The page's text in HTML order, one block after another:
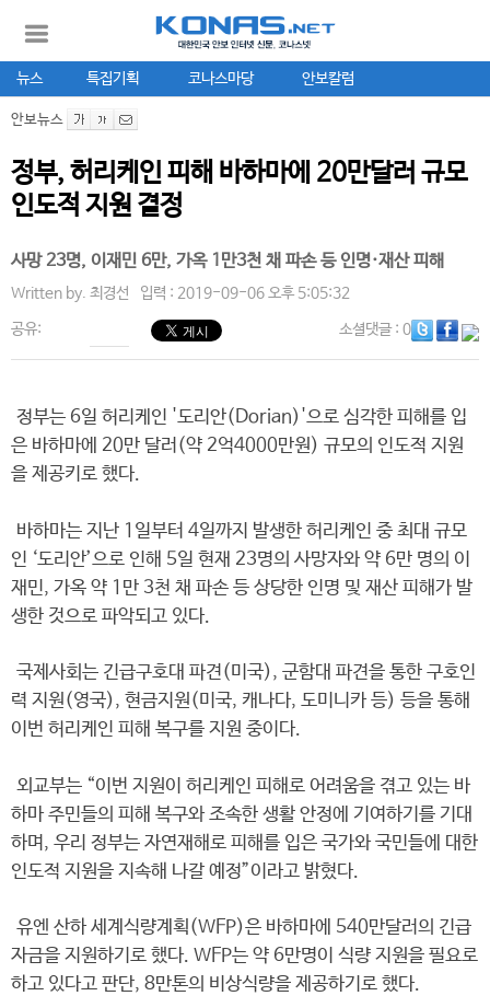
뉴스 특집기획 코나스마당 안보칼럼
안보뉴스
정부, 허리케인 피해 바하마에 20만달러 규모
인도적 지원 결정
사망 23명, 이재민 6만, 가옥 1만3천 채 파손 등 인명·재산 피해
Written by. 최경선 입력 : 2019-09-06 오후 5:05:32
공유: 소셜댓글: 0
정부는 6일 허리케인 '도리안(Dorian)'으로 심각한 피해를 입
은 바하마에 20만 달러(약 2억4000만원) 규모의 인도적 지원
을 제공키로 했다.
바하마는 지난 1일부터 4일까지 발생한 허리케인 중 최대 규모
인 ‘도리안’으로 인해 5일 현재 23명의 사망자와 약 6만 명의 이
재민, 가옥 약 1만 3천 채 파손 등 상당한 인명 및 재산 피해가 발
생한 것으로 파악되고 있다.
국제사회는 긴급구호대 파견(미국), 군함대 파견을 통한 구호인
력 지원(영국), 현금지원(미국, 캐나다, 도미니카 등) 등을 통해
이번 허리케인 피해 복구를 지원 중이다.
외교부는 “이번 지원이 허리케인 피해로 어려움을 겪고 있는 바
하마 주민들의 피해 복구와 조속한 생활 안정에 기여하기를 기대
하며, 우리 정부는 자연재해로 피해를 입은 국가와 국민들에 대한
인도적 지원을 지속해 나갈 예정”이라고 밝혔다.
유엔 산하 세계식량계획(WFP)은 바하마에 540만달러의 긴급
자금을 지원하기로 했다. WFP는 약 6만명이 식량 지원을 필요로
하고 있다고 판단, 8만톤의 비상식량을 제공하기로 했다.